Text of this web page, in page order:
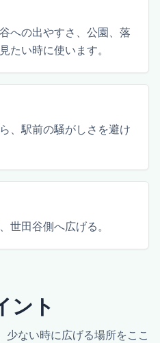
への出やすさ、公園、落
たい時に使います。
、駅前の騒がしさを避け
世田谷側へ広げる。
ント
少ない時に広げる場所をここ